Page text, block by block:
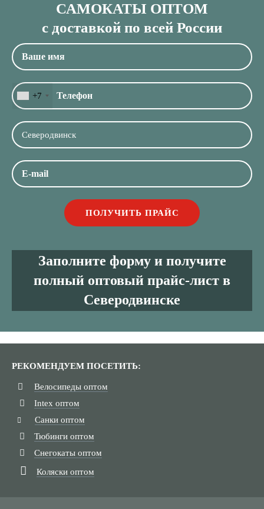
САМОКАТЫ ОПТОМ
с доставкой по всей России
+7
Заполните форму и получите
полный оптовый прайс-лист в
Северодвинске
РЕКОМЕНДУЕМ ПОСЕТИТЬ:
Велосипеды оптом
Intex оптом
Санки оптом
Тюбинги оптом
Снегокаты оптом
Коляски оптом